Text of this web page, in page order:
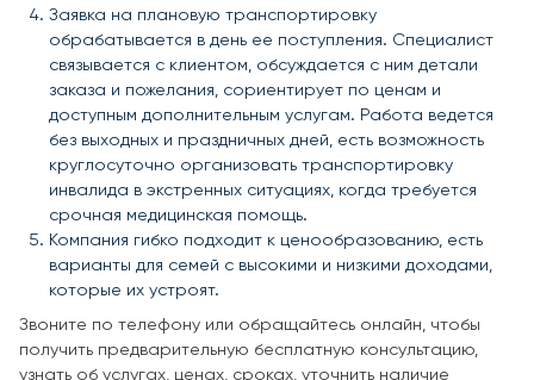
Заявка на плановую транспортировку
обрабатывается в день ее поступления. Специалист
связывается с клиентом, обсуждается с ним детали
заказа и пожелания, сориентирует по ценам и
доступным дополнительным услугам. Работа ведется
без выходных и праздничных дней, есть возможность
круглосуточно организовать транспортировку
инвалида в экстренных ситуациях, когда требуется
срочная медицинская помощь.
Компания гибко подходит к ценообразованию, есть
варианты для семей с высокими и низкими доходами,
которые их устроят.
Звоните по телефону или обращайтесь онлайн, чтобы
получить предварительную бесплатную консультацию,
узнать об услугах, ценах, сроках, уточнить наличие